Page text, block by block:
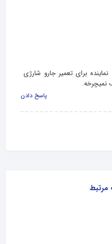
مرتبط
برای تعمیر جارو شارژی
نمیچرخه.
پاسخ دادن